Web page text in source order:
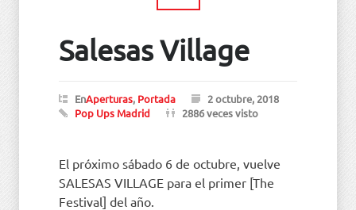
Salesas Village
EnAperturas, Portada
2 octubre, 2018
Pop Ups Madrid
2886 veces visto
El próximo sábado 6 de octubre, vuelve
SALESAS VILLAGE para el primer [The
Festival] del año.